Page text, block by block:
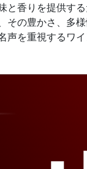
と香りを提供す
の豊かさ、多
を重視するワ